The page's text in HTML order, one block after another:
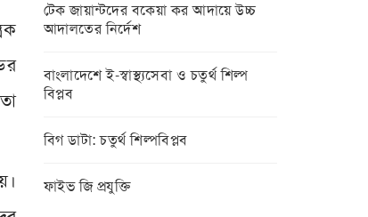
টেক জায়ান্টদের বকেয়া কর আদায়ে উচ্চ
আদালতের নির্দেশ
বাংলাদেশে ই-স্বাস্থ্যসেবা ও চতুর্থ শিল্প
বিপ্লব
বিগ ডাটা: চতুর্থ শিল্পবিপ্লব
ফাইভ জি প্রযুক্তি